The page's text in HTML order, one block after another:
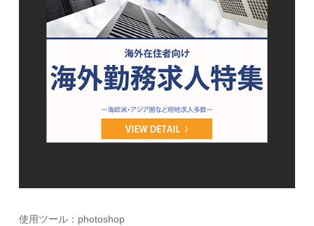
使用ツール：photoshop